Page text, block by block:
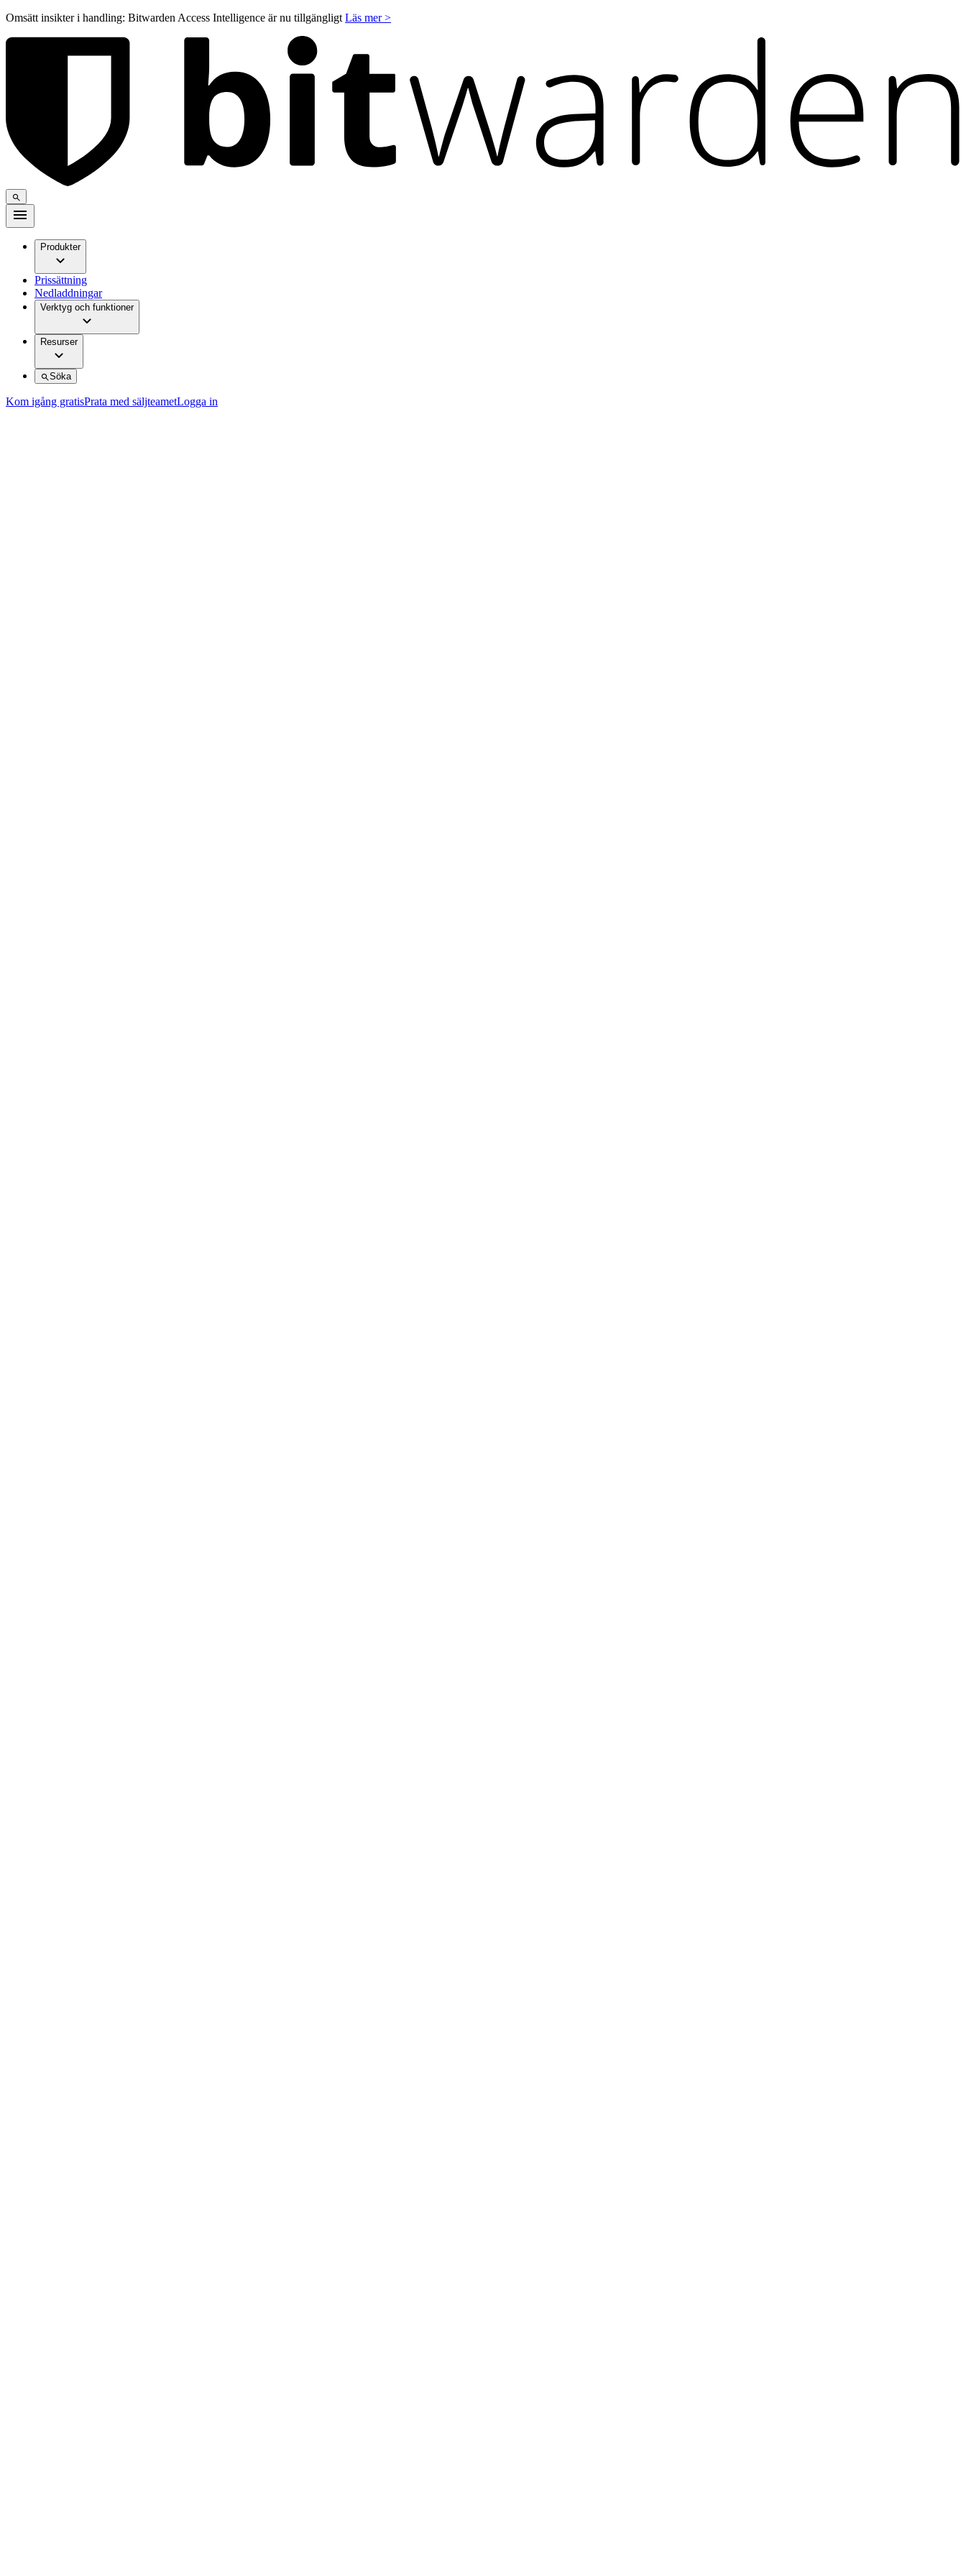
Omsätt insikter i handling: Bitwarden Access Intelligence är nu tillgängligt Läs mer >
Produkter
Prissättning
Nedladdningar
Verktyg och funktioner
Resurser
Söka
Kom igång gratisPrata med säljteametLogga in